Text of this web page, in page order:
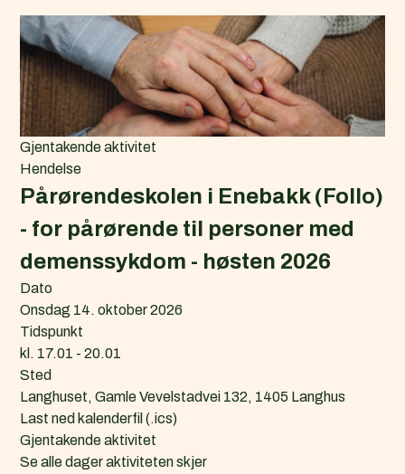
Gjentakende aktivitet
Hendelse
Pårørendeskolen i Enebakk (Follo)
- for pårørende til personer med
demenssykdom - høsten 2026
Dato
Onsdag 14. oktober 2026
Tidspunkt
kl. 17.01 - 20.01
Sted
Langhuset, Gamle Vevelstadvei 132, 1405 Langhus
L
a
s
Last ned kalenderfil (.ics)
Gjentakende aktivitet
Se alle dager aktiviteten skjer